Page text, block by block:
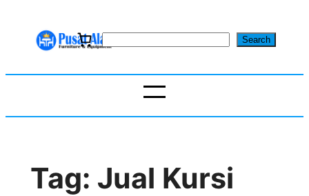
S
r
Search
Tag: Jual Kursi